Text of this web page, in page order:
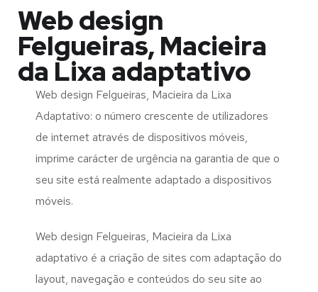
Web design
Felgueiras, Macieira
da Lixa adaptativo
Web design Felgueiras, Macieira da Lixa
Adaptativo: o número crescente de utilizadores
de internet através de dispositivos móveis,
imprime carácter de urgência na garantia de que o
seu site está realmente adaptado a dispositivos
móveis.
Web design Felgueiras, Macieira da Lixa
adaptativo é a criação de sites com adaptação do
layout, navegação e conteúdos do seu site ao